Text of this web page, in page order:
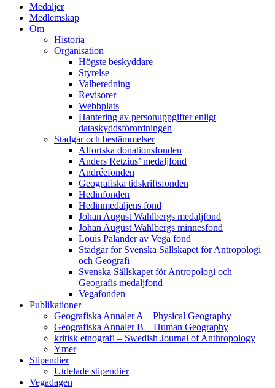
Medaljer
Medlemskap
Om
Historia
Organisation
Högste beskyddare
Styrelse
Valberedning
Revisorer
Webbplats
Hantering av personuppgifter enligt
dataskyddsförordningen
Stadgar och bestämmelser
Alfortska donationsfonden
Anders Retzius’ medaljfond
Andréefonden
Geografiska tidskriftsfonden
Hedinfonden
Hedinmedaljens fond
Johan August Wahlbergs medaljfond
Johan August Wahlbergs minnesfond
Louis Palander av Vega fond
Stadgar för Svenska Sällskapet för Antropologi
och Geografi
Svenska Sällskapet för Antropologi och
Geografis medaljfond
Vegafonden
Publikationer
Geografiska Annaler A – Physical Geography
Geografiska Annaler B – Human Geography
kritisk etnografi – Swedish Journal of Anthropology
Ymer
Stipendier
Utdelade stipendier
Vegadagen